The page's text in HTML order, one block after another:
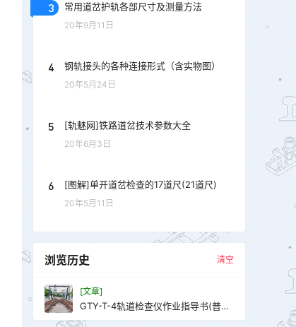
3 常用道岔护轨各部尺寸及测量方法
20年9月11日
4 钢轨接头的各种连接形式（含实物图）
20年5月24日
5 [轨魅网]铁路道岔技术参数大全
20年6月3日
6 [图解]单开道岔检查的17道尺(21道尺)
20年5月11日
浏览历史 清空
[文章]
GTY-T-4轨道检查仪作业指导书(普
速)